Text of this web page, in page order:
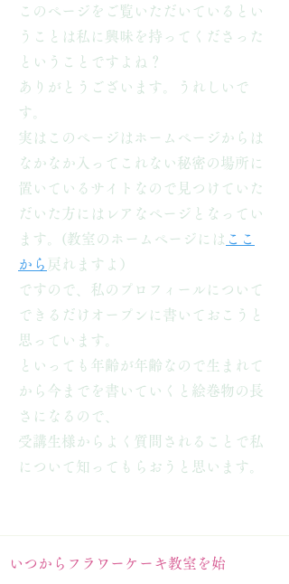
このページをご覧いただいているとい
うことは私に興味を持ってくださった
ということですよね？
ありがとうございます。うれしいで
す。
実はこのページはホームページからは
なかなか入ってこれない秘密の場所に
置いているサイトなので見つけていた
だいた方にはレアなページとなってい
ます。(教室のホームページには ここ
から 戻れますよ）
ですので、私のプロフィールについて
できるだけオープンに書いておこうと
思っています。
といっても年齢が年齢なので生まれて
から今までを書いていくと絵巻物の長
さになるので、
​受講生様からよく質問されることで私
について知ってもらおうと思います。
​いつからフラワーケーキ教室を始